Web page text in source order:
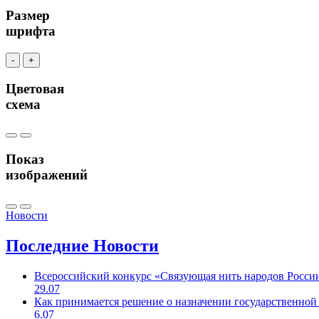
Размер
шрифта
- +
Цветовая
схема
Показ
изображений
Новости
Последние Новости
Всероссийский конкурс «Связующая нить народов
29.07
Как принимается решение о назначении
6.07